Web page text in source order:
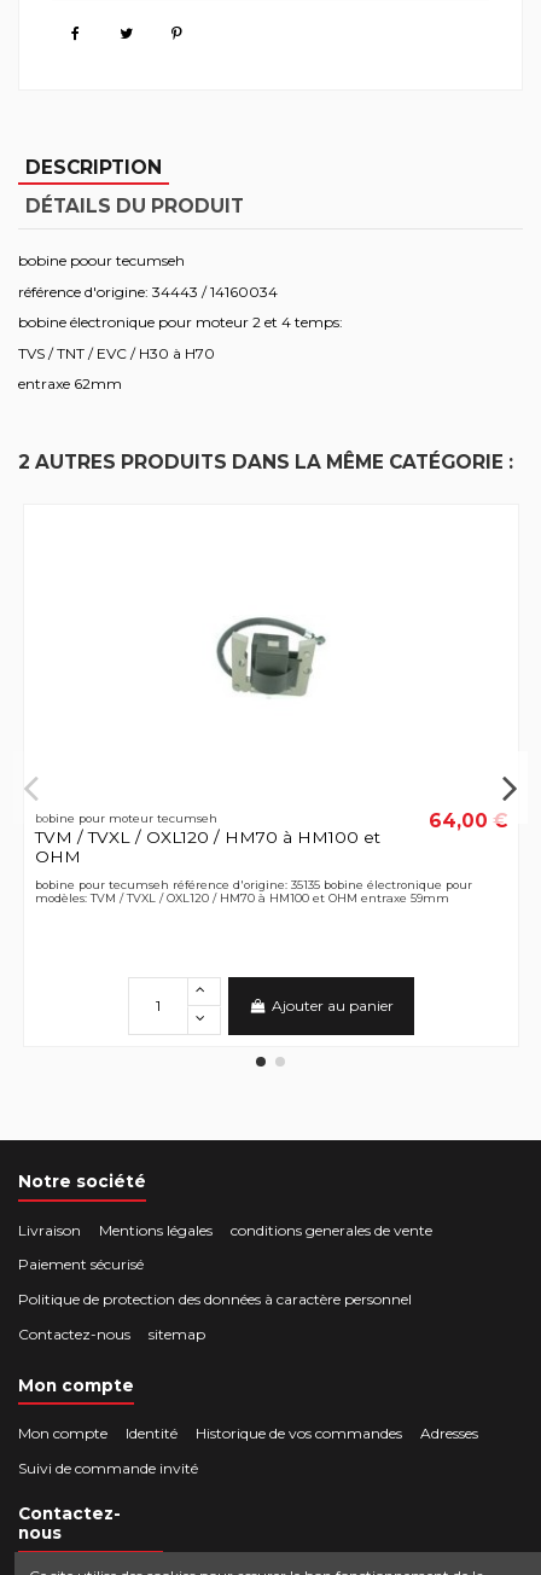
DESCRIPTION
DÉTAILS DU PRODUIT
bobine poour tecumseh
référence d'origine: 34443 / 14160034
bobine électronique pour moteur 2 et 4 temps:
TVS / TNT / EVC / H30 à H70
entraxe 62mm
2 AUTRES PRODUITS DANS LA MÊME CATÉGORIE :
bobine pour moteur tecumseh
TVM / TVXL / OXL120 / HM70 à HM100 et
OHM
64,00 €
bobine pour tecumseh référence d'origine: 35135 bobine électronique pour
modèles: TVM / TVXL / OXL120 / HM70 à HM100 et OHM entraxe 59mm
Ajouter au panier
Notre société
Livraison Mentions légales
conditions generales de vente
Paiement sécurisé
Politique de protection des données à caractère personnel
Contactez-nous
sitemap
Mon compte
Mon compte Identité Historique de vos commandes
Adresses
Suivi de commande invité
Contactez-
nous